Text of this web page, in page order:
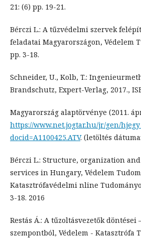
21: (6) pp. 19-21.
Bérczi L.: A tűzvédelmi szervek
feladatai Magyarországon, Védelem
pp. 3-18.
Schneider, U., Kolb, T.:
Brandschutz, Expert-Verlag, 2017.,
Magyarország alaptörvénye (2011.
https://www.net.jogtar.hu/jr/gen/
docid=A1100425.ATV. (letöltés
Bérczi L.: Structure, organization
services in Hungary, Védelem
Katasztrófavédelmi nline
3-18. 2016
Restás Á.: A tűzoltásvezetők döntései
szempontból, Védelem - Katasztrófa